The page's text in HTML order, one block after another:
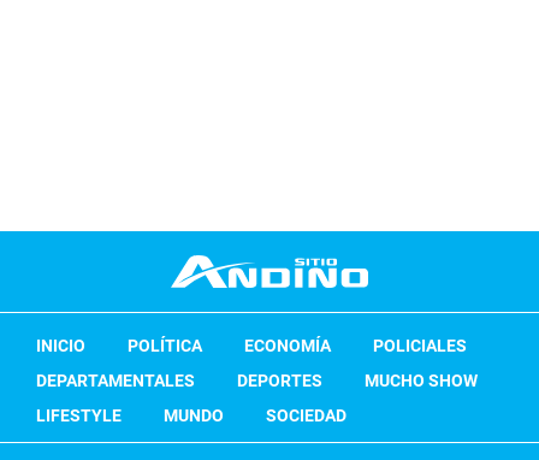
INICIO POLÍTICA ECONOMÍA
POLICIALES
DEPARTAMENTALES
DEPORTES
MUCHO SHOW
LIFESTYLE
MUNDO SOCIEDAD